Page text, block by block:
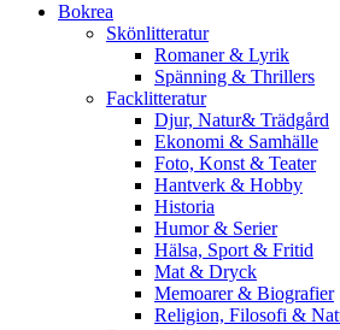
Bokrea
Skönlitteratur
Romaner & Lyrik
Spänning & Thrillers
Facklitteratur
Djur, Natur& Trädgård
Ekonomi & Samhälle
Foto, Konst & Teater
Hantverk & Hobby
Historia
Humor & Serier
Hälsa, Sport & Fritid
Mat & Dryck
Memoarer & Biografier
Religion, Filosofi &